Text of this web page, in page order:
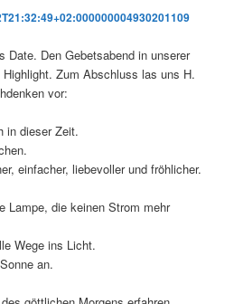
Date. Den Gebetsabend in unserer
Zum Abschluss las uns H.
vor:
in dieser Zeit.
einfacher, liebevoller und fröhlicher.
Lampe, die keinen Strom mehr
Wege ins Licht.
an.